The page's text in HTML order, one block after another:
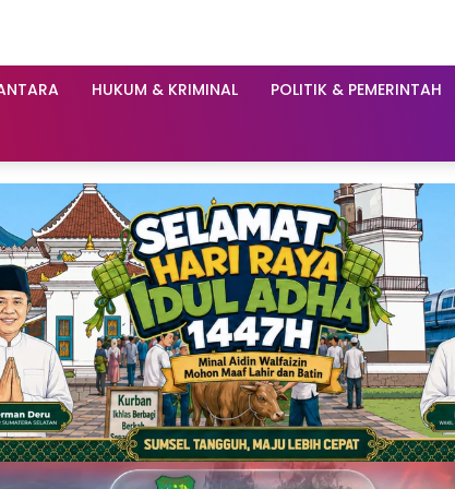
HUKUM & KRIMINAL POLITIK & PEMERINTAH